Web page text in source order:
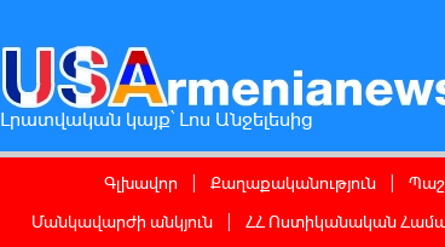
Լրատվական կայք՝ Լոս Անջելեսից
Գլխավոր Քաղաքականություն
Մանկավարժի անկյուն
ՀՀ Ոստիկանական